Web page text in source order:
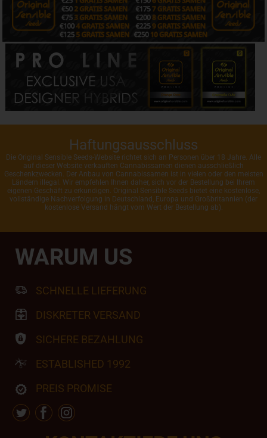
Haftungsausschluss
Die Original Sensible Seeds-Website richtet sich an Personen über 18 Jahre. Alle
auf dieser Website verkauften Cannabissamen dienen ausschließlich
Geschenkzwecken. Der Anbau von Cannabissamen ist in vielen oder den meisten
Ländern illegal. Wir empfehlen Ihnen daher, sich vor der Bestellung bei Ihrem
eigenen Geschäft zu erkundigen. Original Sensible Seeds bietet eine kostenlose,
vollständige Nachverfolgung in Deutschland, Europa und Großbritannien (der
kostenlose Versand hängt vom Wert der Bestellung ab).
WARUM US
SCHNELLE LIEFERUNG
DISKRETER VERSAND
SICHERE BEZAHLUNG
ESTABLISHED 1992
PREIS PROMISE